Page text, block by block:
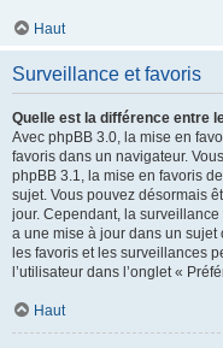
Haut
Surveillance et favoris
Quelle est la différence entre
Avec phpBB 3.0, la mise en
favoris dans un navigateur.
phpBB 3.1, la mise en favoris
sujet. Vous pouvez désormais
jour. Cependant, la surveillance
a une mise à jour dans un
les favoris et les surveillances
l’utilisateur dans l’onglet «
Haut